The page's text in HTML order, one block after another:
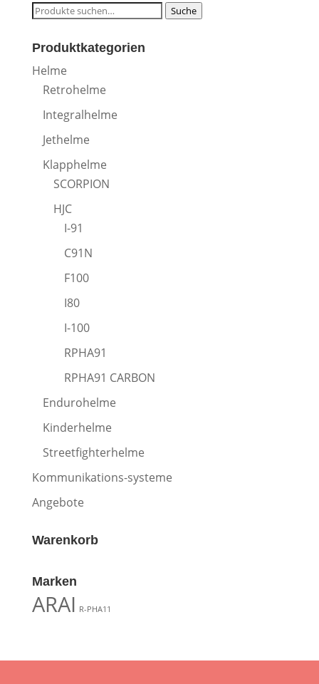
Suche
Suche
Produktkategorien
Helme
Retrohelme
Integralhelme
Jethelme
Klapphelme
SCORPION
HJC
I-91
C91N
F100
I80
I-100
RPHA91
RPHA91 CARBON
Endurohelme
Kinderhelme
Streetfighterhelme
Kommunikations-systeme
Angebote
Warenkorb
Marken
ARAI R-PHA11